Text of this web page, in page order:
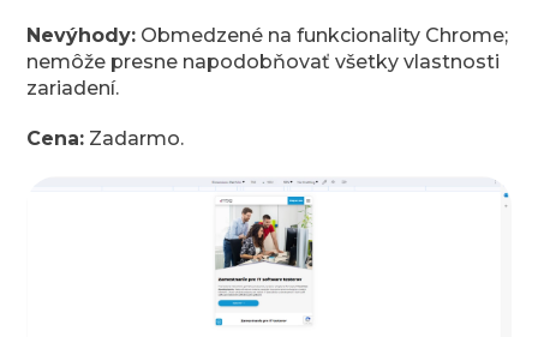
Nevýhody: Obmedzené na funkcionality Chrome;
nemôže presne napodobňovať všetky vlastnosti
zariadení.
Cena: Zadarmo.